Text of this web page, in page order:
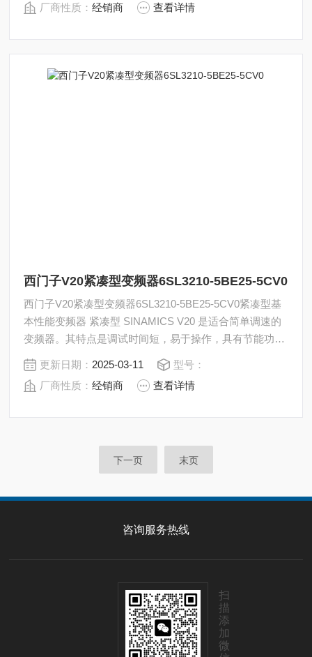
厂商性质：经销商 查看详情
西门子V20紧凑型变频器6SL3210-5BE25-5CV0
西门子V20紧凑型变频器6SL3210-5BE25-5CV0紧凑型基
本性能变频器 紧凑型 SINAMICS V20 是适合简单调速的
变频器。其特点是调试时间短，易于操作，具有节能功
能。9 种规格，功率范围 从0.12 kW 到 30 kW。
更新日期： 2025-03-11
型号：
厂商性质：经销商 查看详情
下一页 末页
咨询服务热线
扫
描
添
加
微